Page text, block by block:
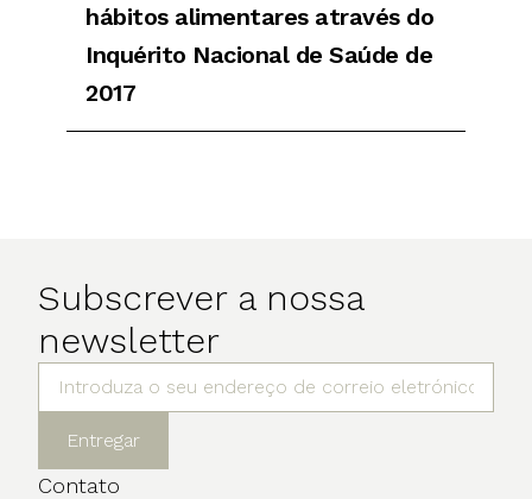
hábitos alimentares através do
Inquérito Nacional de Saúde de
2017
Subscrever a nossa
newsletter
Entregar
Contato